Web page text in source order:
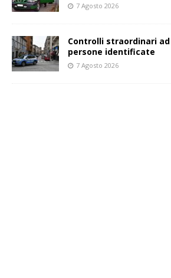
7 Agosto 2026
Controlli straordinari
persone identificate
7 Agosto 2026